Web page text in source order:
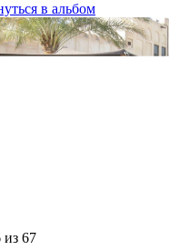
в альбом
из 67